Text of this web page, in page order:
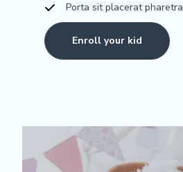
Porta sit placerat pharetra
Enroll your kid